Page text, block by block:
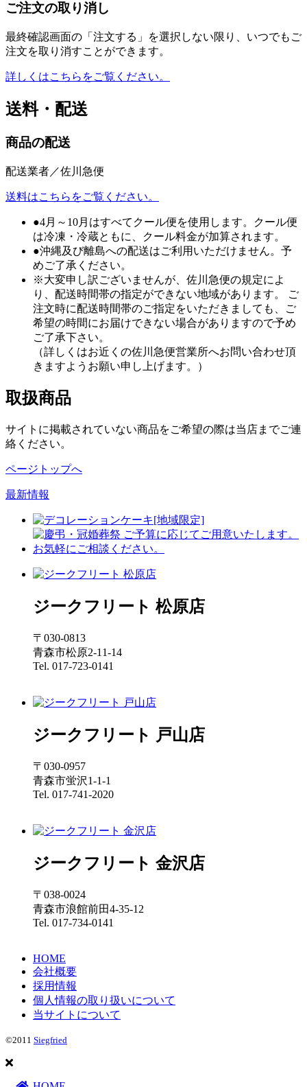
ご注文の取り消し
最終確認画面の「注文する」を選択しない限り、いつでもご
注文を取り消すことができます。
詳しくはこちらをご覧ください。
送料・配送
商品の配送
配送業者／佐川急便
送料はこちらをご覧ください。
●4月～10月はすべてクール便を使用します。クール便
は冷凍・冷蔵ともに、クール料金が加算されます。
●沖縄及び離島への配送はご利用いただけません。予
めご了承ください。
※大変申し訳ございませんが、佐川急便の規定によ
り、配送時間帯の指定ができない地域があります。 ご
注文時に配送時間帯のご指定をいただきましても、ご
希望の時間にお届けできない場合がありますので予め
ご了承下さい。
（詳しくはお近くの佐川急便営業所へお問い合わせ頂
きますようお願い申し上げます。）
取扱商品
サイトに掲載されていない商品をご希望の際は当店までご連
絡ください。
ページトップへ
最新情報
ジークフリート 松原店
〒030-0813
青森市松原2-11-14
Tel. 017-723-0141
ジークフリート 戸山店
〒030-0957
青森市蛍沢1-1-1
Tel. 017-741-2020
ジークフリート 金沢店
〒038-0024
青森市浪館前田4-35-12
Tel. 017-734-0141
HOME
会社概要
採用情報
個人情報の取り扱いについて
当サイトについて
©2011 Siegfried